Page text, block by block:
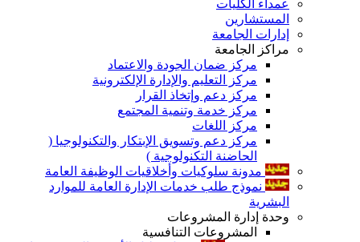
عمداء الكليات
المستشارين
إدارات الجامعة
مراكز الجامعة
مركز ضمان الجودة والاعتماد
مركز التعليم والإدارة الإلكترونية
مركز دعم وإتخاذ القرار
مركز خدمة وتنمية المجتمع
مركز اللغات
مركز دعم وتسويق الإبتكار والتكنولوجيا (
الحاضنة التكنولوجية )
مدونة سلوكيات وأخلاقيات الوظيفة العامة
نموذج طلب خدمات الإدارة العامة للموارد
البشرية
وحدة إدارة المشروعات
المشروعات التنافسية